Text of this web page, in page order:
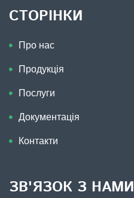
СТОРІНКИ
Про нас
Продукція
Послуги
Документація
Контакти
ЗВ'ЯЗОК З НАМИ